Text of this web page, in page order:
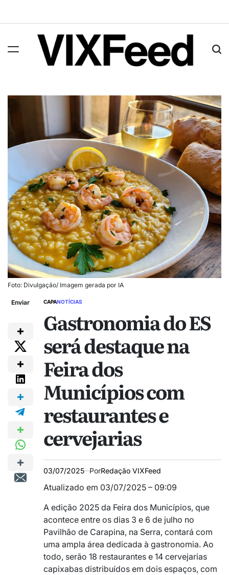
Foto: Divulgação/ Imagem gerada por IA
Enviar CAPANOTÍCIAS
Gastronomia do ES
será destaque na
Feira dos
Municípios com
restaurantes e
cervejarias
03/07/2025 PorRedação VIXFeed
Atualizado em 03/07/2025 – 09:09
A edição 2025 da Feira dos Municípios, que
acontece entre os dias 3 e 6 de julho no
Pavilhão de Carapina, na Serra, contará com
uma ampla área dedicada à gastronomia. Ao
todo, serão 18 restaurantes e 14 cervejarias
capixabas distribuídos em dois espaços, com